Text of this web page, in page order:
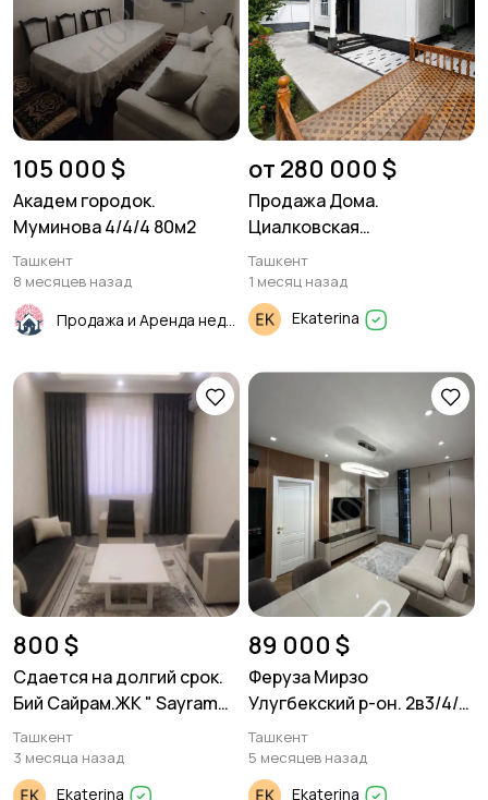
105 000 $
Академ городок.
Муминова 4/4/4 80м2
Ташкент
8 месяцев назад
от 280 000 $
Продажа Дома.
Циалковская
Археологическая.
Ташкент
1 месяц назад
Ekaterina
800 $
Сдается на долгий срок.
Бий Сайрам.ЖК " Sayram
Avenue" 2/3/10. Площадь
57 м2
Ташкент
3 месяца назад
Ekaterina
89 000 $
Феруза Мирзо
Улугбекский р-он. 2в3/4/4.
51м²
Ташкент
5 месяцев назад
Ekaterina